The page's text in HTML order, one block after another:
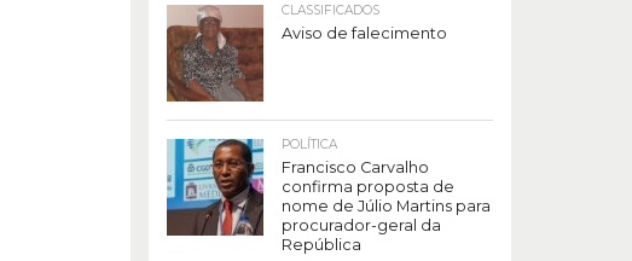
CLASSIFICADOS
Aviso de falecimento
POLÍTICA
Francisco Carvalho
confirma proposta de
nome de Júlio Martins para
procurador-geral da
República